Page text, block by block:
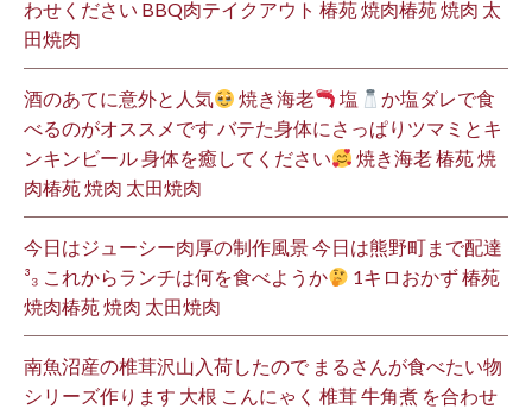
わせください BBQ肉テイクアウト 椿苑 焼肉椿苑 焼肉 太
田焼肉
酒のあてに意外と人気 焼き海老 塩
か塩ダレで食
べるのがオススメです バテた身体にさっぱりツマミとキ
ンキンビール 身体を癒してください
焼き海老 椿苑 焼
肉椿苑 焼肉 太田焼肉
今日はジューシー肉厚の制作風景 今日は熊野町まで配達
³₃ これからランチは何を食べようか
1キロおかず 椿苑
焼肉椿苑 焼肉 太田焼肉
南魚沼産の椎茸沢山入荷したので まるさんが食べたい物
シリーズ作ります 大根 こんにゃく 椎茸 牛角煮 を合わせ